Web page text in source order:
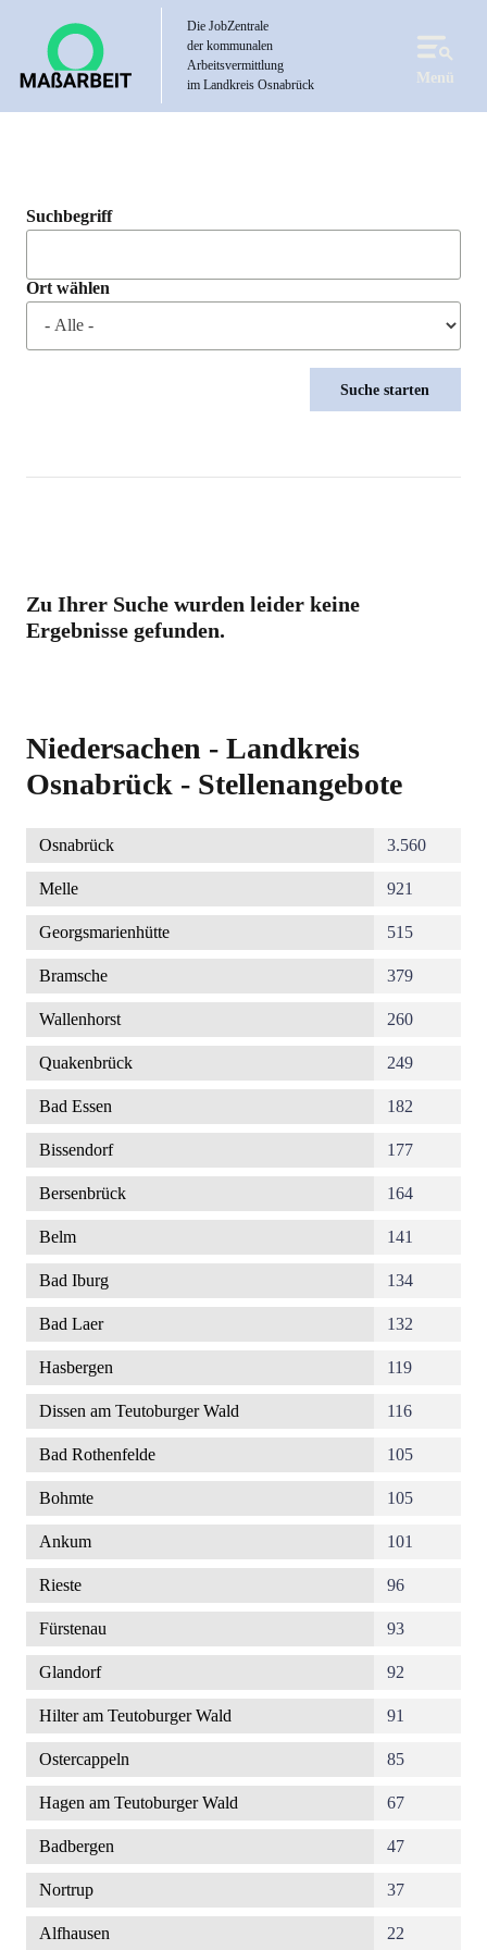
Die JobZentrale
der kommunalen
Arbeitsvermittlung
im Landkreis Osnabrück
Menü
Suchbegriff
Ort wählen
Zu Ihrer Suche wurden leider keine
Ergebnisse gefunden.
Niedersachen - Landkreis
Osnabrück - Stellenangebote
Osnabrück 3.560
Melle 921
Georgsmarienhütte 515
Bramsche 379
Wallenhorst 260
Quakenbrück 249
Bad Essen 182
Bissendorf 177
Bersenbrück 164
Belm 141
Bad Iburg 134
Bad Laer 132
Hasbergen 119
Dissen am Teutoburger Wald 116
Bad Rothenfelde 105
Bohmte 105
Ankum 101
Rieste 96
Fürstenau 93
Glandorf 92
Hilter am Teutoburger Wald 91
Ostercappeln 85
Hagen am Teutoburger Wald 67
Badbergen 47
Nortrup 37
Alfhausen 22